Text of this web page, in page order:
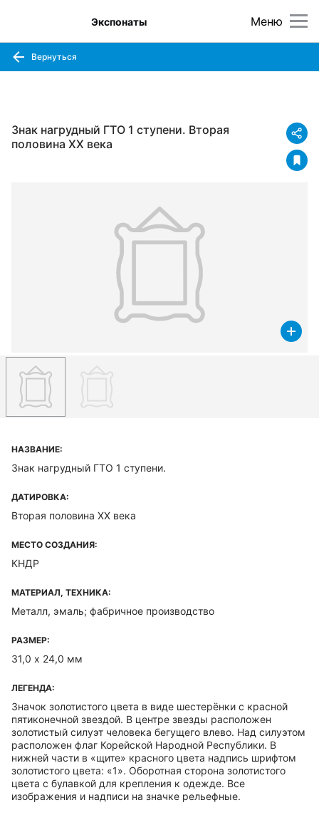
Меню
Экспонаты
Вернуться
Знак нагрудный ГТО 1 ступени. Вторая
половина XX века
НАЗВАНИЕ:
Знак нагрудный ГТО 1 ступени.
ДАТИРОВКА:
Вторая половина XX века
МЕСТО СОЗДАНИЯ:
КНДР
МАТЕРИАЛ, ТЕХНИКА:
Металл, эмаль; фабричное производство
РАЗМЕР:
31,0 х 24,0 мм
ЛЕГЕНДА:
Значок золотистого цвета в виде шестерёнки с красной
пятиконечной звездой. В центре звезды расположен
золотистый силуэт человека бегущего влево. Над силуэтом
расположен флаг Корейской Народной Республики. В
нижней части в «щите» красного цвета надпись шрифтом
золотистого цвета: «1». Оборотная сторона золотистого
цвета с булавкой для крепления к одежде. Все
изображения и надписи на значке рельефные.